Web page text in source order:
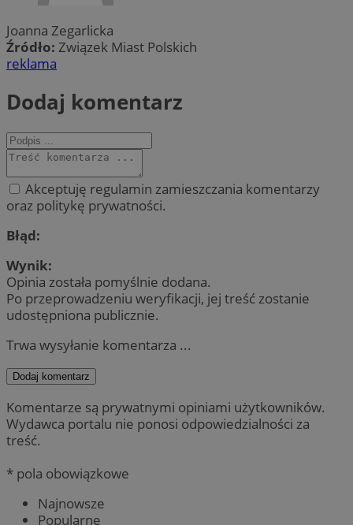
Joanna Zegarlicka
Źródło: Związek Miast Polskich
reklama
Dodaj komentarz
Akceptuję regulamin zamieszczania komentarzy
oraz politykę prywatności.
Błąd:
Wynik:
Opinia została pomyślnie dodana.
Po przeprowadzeniu weryfikacji, jej treść zostanie
udostępniona publicznie.
Trwa wysyłanie komentarza ...
Dodaj komentarz
Komentarze są prywatnymi opiniami użytkowników.
Wydawca portalu nie ponosi odpowiedzialności za
treść.
* pola obowiązkowe
Najnowsze
Popularne